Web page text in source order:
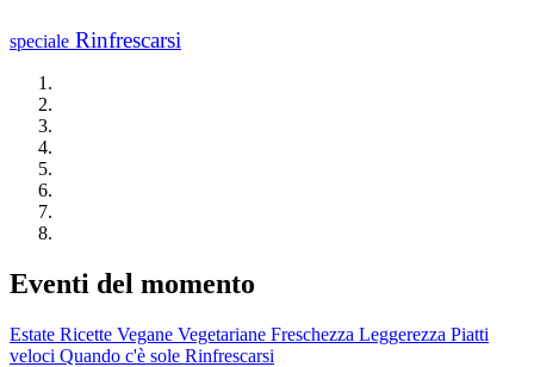
speciale Rinfrescarsi
Eventi del momento
Estate Ricette Vegane Vegetariane Freschezza Leggerezza Piatti
veloci Quando c'è sole Rinfrescarsi